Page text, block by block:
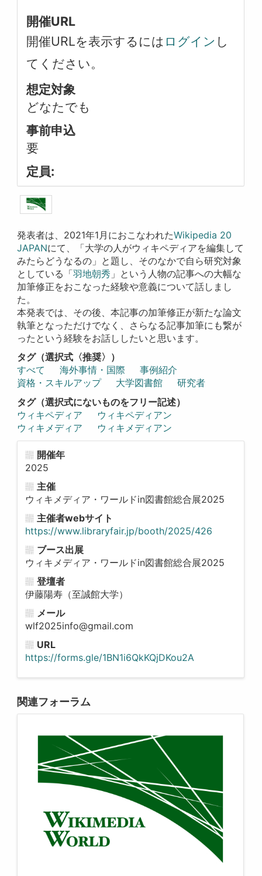
開催URL
開催URLを表示するには ログイン し
てください。
想定対象
どなたでも
事前申込
要
定員:
発表者は、2021年1月におこなわれたWikipedia 20
JAPANにて、「大学の人がウィキペディアを編集して
みたらどうなるの」と題し、そのなかで自ら研究対象
としている「羽地朝秀 」という人物の記事への大幅な
加筆修正をおこなった経験や意義について話しまし
た。
本発表では、その後、本記事の加筆修正が新たな論文
執筆となっただけでなく、さらなる記事加筆にも繋が
ったという経験をお話ししたいと思います。
タグ（選択式〈推奨〉）
すべて
海外事情・国際
事例紹介
資格・スキルアップ
大学図書館
研究者
タグ（選択式にないものをフリー記述）
ウィキペディア
ウィキペディアン
ウィキメディア
ウィキメディアン
開催年
2025
主催
ウィキメディア・ワールドin図書館総合展2025
主催者webサイト
https://www.libraryfair.jp/booth/2025/426
ブース出展
ウィキメディア・ワールドin図書館総合展2025
登壇者
伊藤陽寿（至誠館大学）
メール
wlf2025info@gmail.com
URL
https://forms.gle/1BN1i6QkKQjDKou2A
関連フォーラム